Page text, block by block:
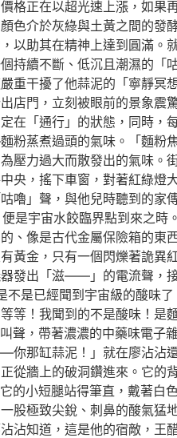
格正在以超光速上漲，如果
色介於灰綠與土黃之間的發
以助其在精神上達到圓滿。
個持續不斷、低沉且潮濕
重干擾了他蒜泥的「寧靜冥
店門，立刻被眼前的景象震
在「通行」的狀態，同時，
蒸煮過頭的氣味。「麵粉
壓力過大而散發出的氣味。
央，搖下車窗，對著紅綠燈
嚕」聲，與他兒時聽到的家
是宇宙水餃臨界點到來之
、像是古代金屬保險箱的東
黃金，只有一個閃爍著詭異
發出「滋——」的電流聲，
是已經聞到宇宙級的酸味
等！我聞到的不是酸味！是
聲，帶著濃濃的中藥味電子
那缸蒜泥！」就在廖沾沾
從牆上的破洞鑽進來。它的
小短腿站得筆直，戴著白
股極致尖銳、刺鼻的酸氣猛
沾知道，這是他的宿敵，王